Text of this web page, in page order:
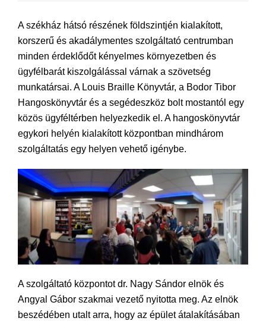
A székház hátsó részének földszintjén kialakított,
korszerű és akadálymentes szolgáltató centrumban
minden érdeklődőt kényelmes környezetben és
ügyfélbarát kiszolgálással várnak a szövetség
munkatársai. A Louis Braille Könyvtár, a Bodor Tibor
Hangoskönyvtár és a segédeszköz bolt mostantól egy
közös ügyféltérben helyezkedik el. A hangoskönyvtár
egykori helyén kialakított központban mindhárom
szolgáltatás egy helyen vehető igénybe.
A szolgáltató központot dr. Nagy Sándor elnök és
Angyal Gábor szakmai vezető nyitotta meg. Az elnök
beszédében utalt arra, hogy az épület átalakításában